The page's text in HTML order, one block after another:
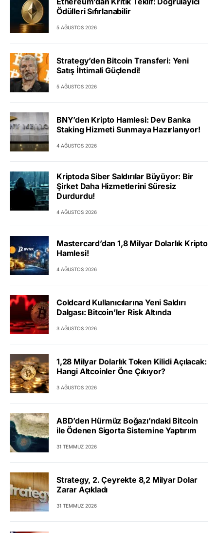
Ödülleri Sıfırlanabilir
5 AĞUSTOS 2026
Strategy’den Bitcoin Transferi: Yeni
Satış İhtimali Güçlendi!
5 AĞUSTOS 2026
BNY’den Kripto Hamlesi: Dev Banka
Staking Hizmeti Sunmaya Hazırlanıyor!
4 AĞUSTOS 2026
Kriptoda Siber Saldırılar Büyüyor: Bir
Şirket Daha Hizmetlerini Süresiz
Durdurdu!
4 AĞUSTOS 2026
Mastercard’dan 1,8 Milyar Dolarlık Kripto
Hamlesi!
4 AĞUSTOS 2026
Coldcard Kullanıcılarına Yeni Saldırı
Dalgası: Bitcoin’ler Risk Altında
3 AĞUSTOS 2026
1,28 Milyar Dolarlık Token Kilidi Açılacak:
Hangi Altcoinler Öne Çıkıyor?
3 AĞUSTOS 2026
ABD’den Hürmüz Boğazı’ndaki Bitcoin
ile Ödenen Sigorta Sistemine Yaptırım
31 TEMMUZ 2026
Strategy, 2. Çeyrekte 8,2 Milyar Dolar
Zarar Açıkladı
31 TEMMUZ 2026